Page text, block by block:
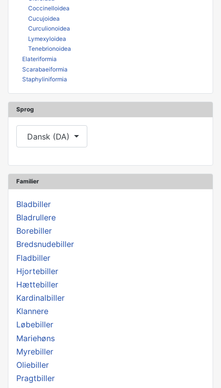
Coccinelloidea
Cucujoidea
Curculionoidea
Lymexyloidea
Tenebrionoidea
Elateriformia
Scarabaeiformia
Staphyliniformia
Sprog
Vælg dit sprog
Dansk (DA)
Familier
Bladbiller
Bladrullere
Borebiller
Bredsnudebiller
Fladbiller
Hjortebiller
Hættebiller
Kardinalbiller
Klannere
Løbebiller
Mariehøns
Myrebiller
Oliebiller
Pragtbiller